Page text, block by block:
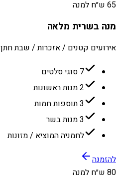
65 ש״ח למנה
מנה בשרית מלאה
אירועים קטנים / אזכרות / שבת חתן
7 סוגי סלטים
2 מנות ראשונות
3 תוספות חמות
3 מנות בשר
לחמניה המוציא / מזונות
להזמנה
80 ש״ח למנה